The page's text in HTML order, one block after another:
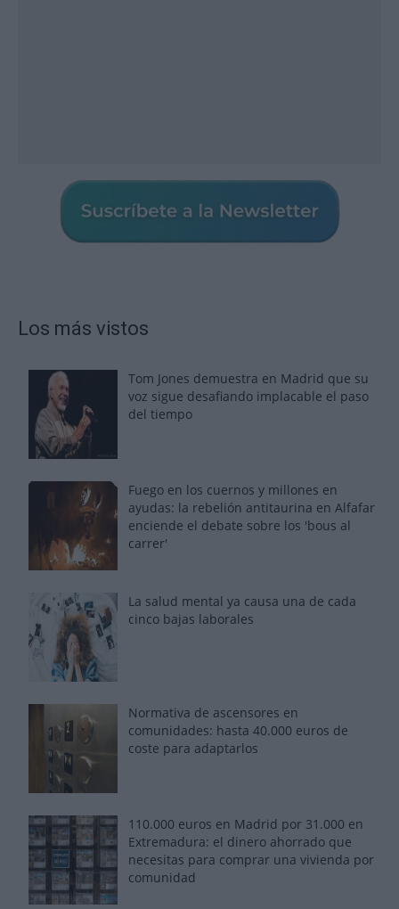
Los más vistos
Tom Jones demuestra en Madrid que su
voz sigue desafiando implacable el paso
del tiempo
Fuego en los cuernos y millones en
ayudas: la rebelión antitaurina en Alfafar
enciende el debate sobre los 'bous al
carrer'
La salud mental ya causa una de cada
cinco bajas laborales
Normativa de ascensores en
comunidades: hasta 40.000 euros de
coste para adaptarlos
110.000 euros en Madrid por 31.000 en
Extremadura: el dinero ahorrado que
necesitas para comprar una vivienda por
comunidad